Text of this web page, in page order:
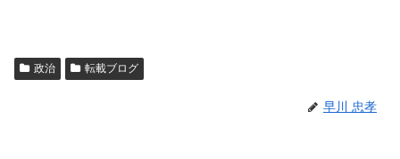
政治 転載ブログ
早川 忠孝